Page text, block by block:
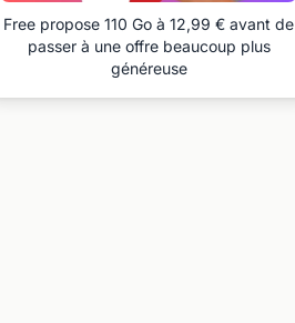
Free propose 110 Go à 12,99 € avant de
passer à une offre beaucoup plus
généreuse